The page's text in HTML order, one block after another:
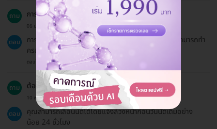
ถาม การตัดแต่งเหงือกช่วยอะไรบ้าง?
06 ม.ค. 2024
ตอบ
การตัดแต่งเหงือกช่วยให้ฟันมีความยาวที่เหมาะสมและสามารถทำ
ครอบฟันได้
ตอบโดยทีมงาน HD
ถาม ต้องการเลื่อนนัดต้องทำอย่างไร?
10 พ.ย. 2023
ตอบ
คุณสามารถเลื่อนนัดได้โดยแจ้งล่วงหน้าก่อนวันนัดเดิมอย่าง
น้อย 24 ชั่วโมง